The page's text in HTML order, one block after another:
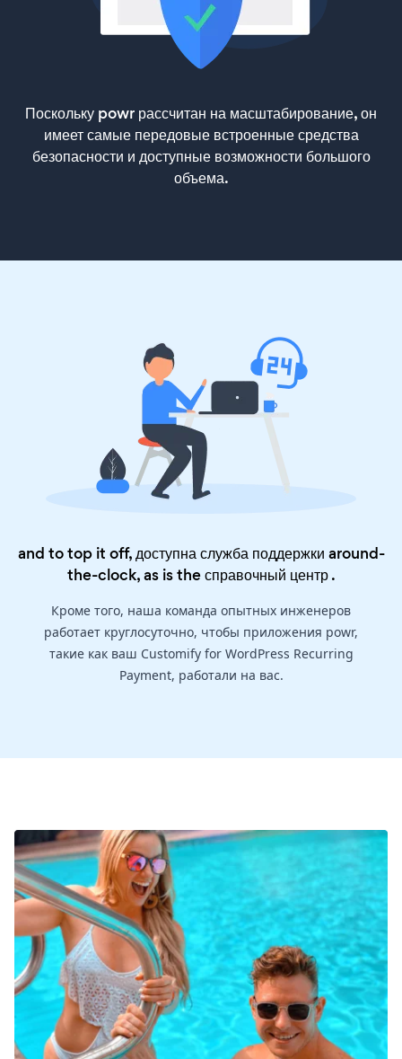
Поскольку powr рассчитан на масштабирование, он
имеет самые передовые встроенные средства
безопасности и доступные возможности большого
объема.
and to top it off, доступна служба поддержки around-
the-clock, as is theсправочный центр.
Кроме того, наша команда опытных инженеров
работает круглосуточно, чтобы приложения powr,
такие как ваш Customify for WordPress Recurring
Payment, работали на вас.